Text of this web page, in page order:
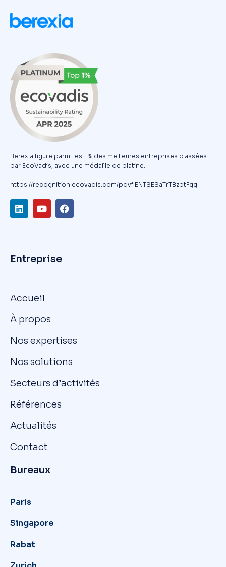
Berexia figure parmi les 1 % des meilleures entreprises classées
par EcoVadis, avec une médaille de platine.
https://recognition.ecovadis.com/pqvfIENTSESaTrTBzptFgg
Entreprise
Accueil
À propos
Nos expertises
Nos solutions
Secteurs d’activités
Références
Actualités
Contact
Bureaux
Paris
Singapore
Rabat